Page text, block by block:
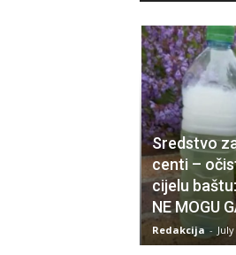
Sredstvo
centi –
cijelu
NE MOGU
Redakcija -